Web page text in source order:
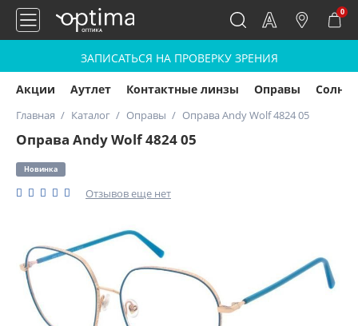
0
ЗАПИСАТЬСЯ НА ПРОВЕРКУ ЗРЕНИЯ
Акции Аутлет Контактные линзы Оправы
Главная Каталог Оправы Оправа Andy Wolf 4824 05
Оправа Andy Wolf 4824 05
Новинка
Отзывов еще нет